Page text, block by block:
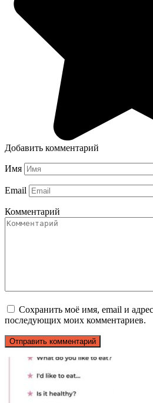
Добавить комментарий
Имя
Email
Комментарий
Сохранить моё имя, email и
последующих моих комментариев.